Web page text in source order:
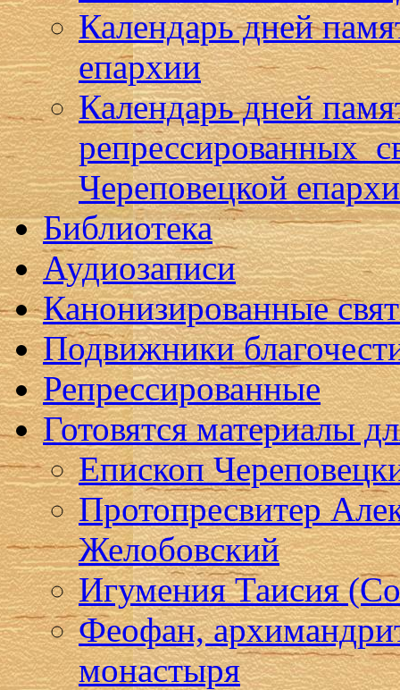
Календарь дней
епархии
Календарь дней
репрессированных
Череповецкой
Библиотека
Аудиозаписи
Канонизированные
Подвижники
Репрессированные
Готовятся материалы
Епископ
Протопресвитер
Желобовский
Игумения Таисия
Феофан,
монастыря